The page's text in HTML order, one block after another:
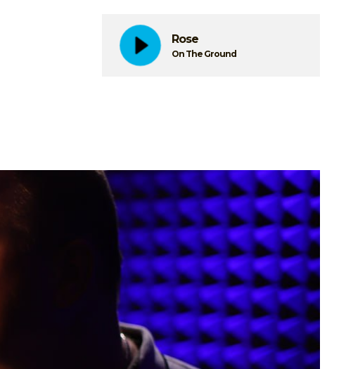
Rose
On The Ground